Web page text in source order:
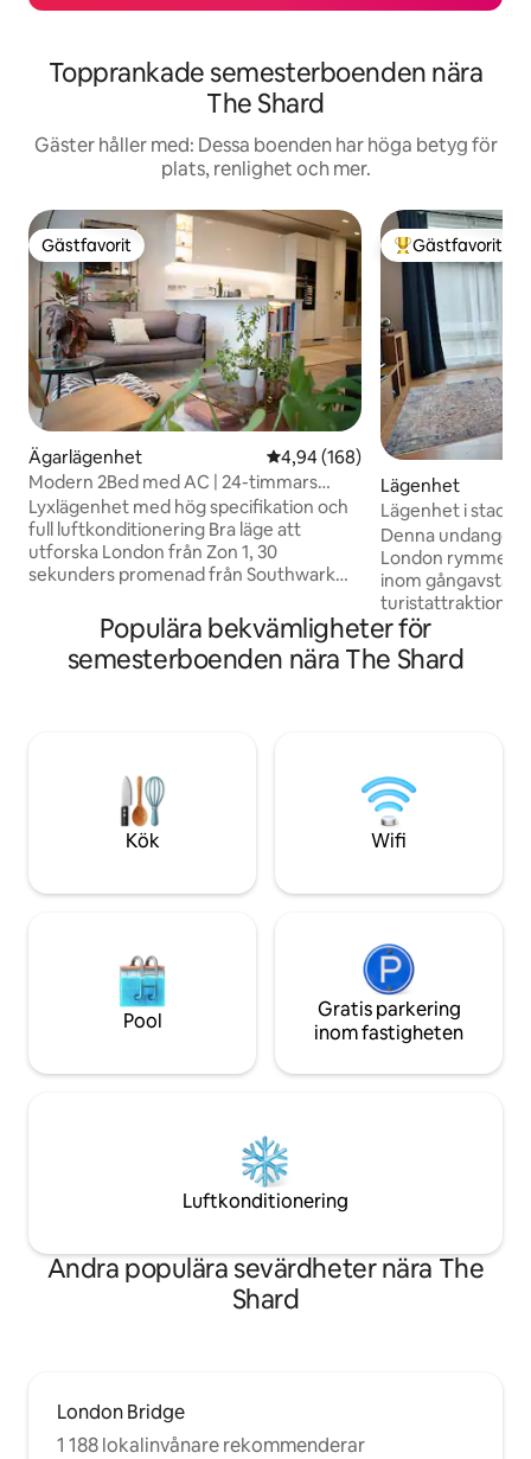
Topprankade semesterboenden nära
The Shard
Gäster håller med: Dessa boenden har höga betyg för
plats, renlighet och mer.
Gästfavorit
Gästfavorit
Ägarlägenhet 4,94 av 5 i genomsnittligt
4,94 (168)
Modern 2Bed med AC | 24-timmars
concierge | Centrala London
Lyxlägenhet med hög specifikation och
full luftkonditionering Bra läge att
utforska London från Zon 1, 30
sekunders promenad från Southwark
och 10 minuter till London Bridge station
Ögonblick från South Bank, London
Bridge, Borough Market, Tate modern
restauranger, pubar och barer i
gällande in- och utcheckningstider
Populär
Gästfavorit
Lägenhet
Lägenhet i
Denna
London rymmer
inom
turistattraktioner
Tower Bridge och
Bermondsey
promenad från
Luton flygplatser.
lägenhet är
stadssemester,
huvudstaden
Populära bekvämligheter för
semesterboenden nära The Shard
Kök Wifi
Pool
Gratis parkering
inom fastigheten
Luftkonditionering
Andra populära sevärdheter nära The
Shard
London Bridge
1 188 lokalinvånare rekommenderar